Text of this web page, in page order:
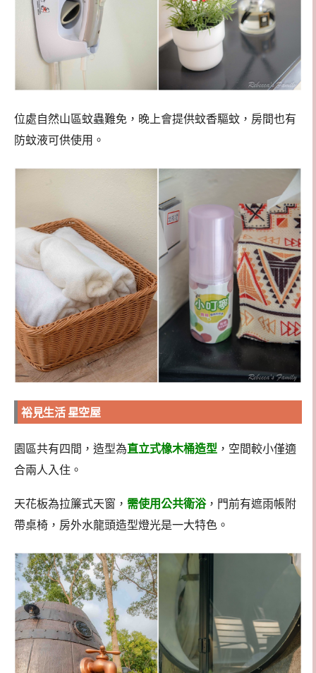
位處自然山區蚊蟲難免，晚上會提供蚊香驅蚊，房間也有
防蚊液可供使用。
裕見生活 星空屋
園區共有四間，造型為直立式橡木桶造型 ，空間較小僅適
合兩人入住。
天花板為拉簾式天窗， 需使用公共衛浴，門前有遮雨帳附
帶桌椅，房外水龍頭造型燈光是一大特色。